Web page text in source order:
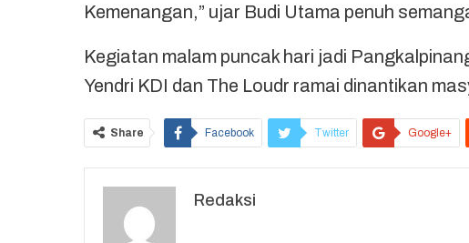
Kemenangan,” ujar Budi Utama penuh
Kegiatan malam puncak hari jadi
Yendri KDI dan The Loudr ramai dinantikan
Share Facebook Twitter Google+
Redaksi